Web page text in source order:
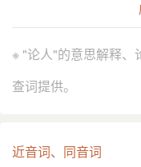
唐 韩愈 《送石
明 黄淳耀 《吾
求无过，不当於
⒉ 选拔人才。论，通“
※ "论人"的意思解释、
查词提供。
近音词、同音词